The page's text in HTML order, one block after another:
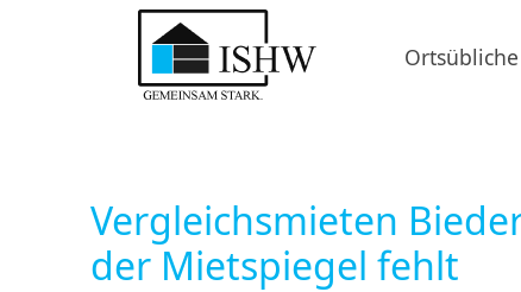
Vergleichsmieten
der Mietspiegel fehlt